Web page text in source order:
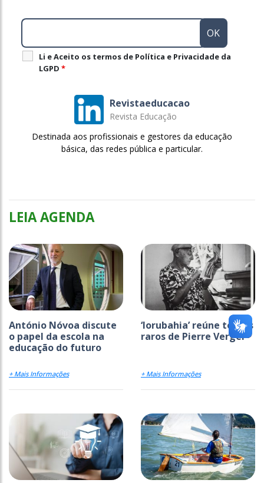
Li e Aceito os termos de Política e Privacidade da
LGPD *
Revistaeducacao
Revista Educação
Destinada aos profissionais e gestores da educação
básica, das redes pública e particular.
LEIA AGENDA
António Nóvoa discute
o papel da escola na
educação do futuro
+ Mais Informações
‘Iorubahia’ reúne textos
raros de Pierre Verger
+ Mais Informações